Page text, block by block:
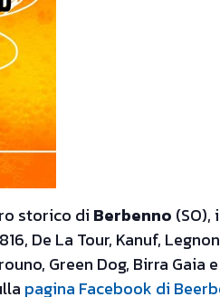
storico di Berbenno (SO),
De La Tour, Kanuf,
Green Dog, Birra Gaia
pagina Facebook di